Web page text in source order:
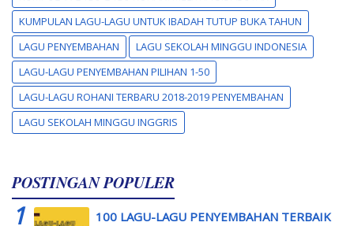
KUMPULAN LAGU-LAGU UNTUK IBADAH TUTUP BUKA TAHUN
LAGU PENYEMBAHAN
LAGU SEKOLAH MINGGU INDONESIA
LAGU-LAGU PENYEMBAHAN PILIHAN 1-50
LAGU-LAGU ROHANI TERBARU 2018-2019 PENYEMBAHAN
LAGU SEKOLAH MINGGU INGGRIS
POSTINGAN POPULER
100 LAGU-LAGU PENYEMBAHAN TERBAIK